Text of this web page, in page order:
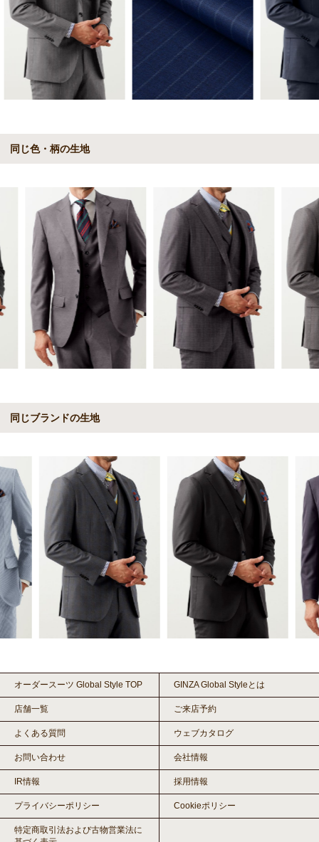
同じ色・柄の生地
同じブランドの生地
オーダースーツ Global Style TOP GINZA Global Styleとは
店舗一覧 ご来店予約
よくある質問 ウェブカタログ
お問い合わせ 会社情報
IR情報 採用情報
プライバシーポリシー Cookieポリシー
特定商取引法および古物営業法に